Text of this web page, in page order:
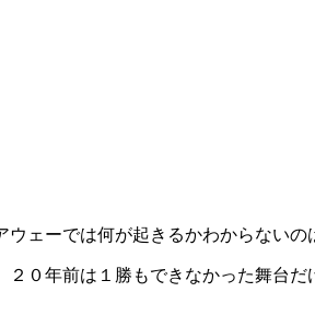
ェーでは何が起きるかわからないの
０年前は１勝もできなかった舞台